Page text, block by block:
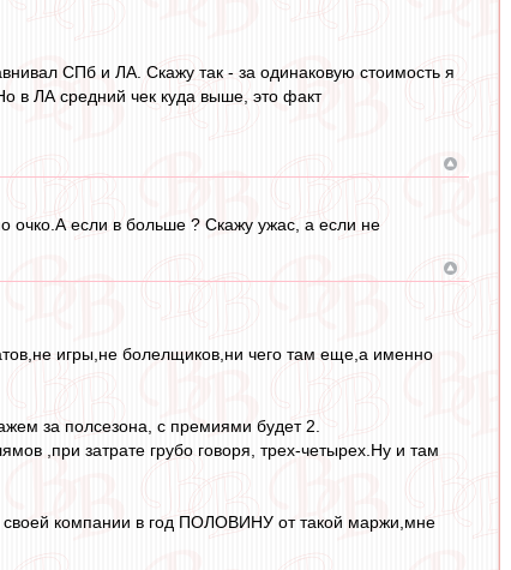
СПб и ЛА. Скажу так - за одинаковую стоимость я
в ЛА средний чек куда выше, это факт
очко.А если в больше ? Скажу ужас, а если не
игры,не болелщиков,ни чего там еще,а именно
за полсезона, с премиями будет 2.
,при затрате грубо говоря, трех-четырех.Ну и там
своей компании в год ПОЛОВИНУ от такой маржи,мне